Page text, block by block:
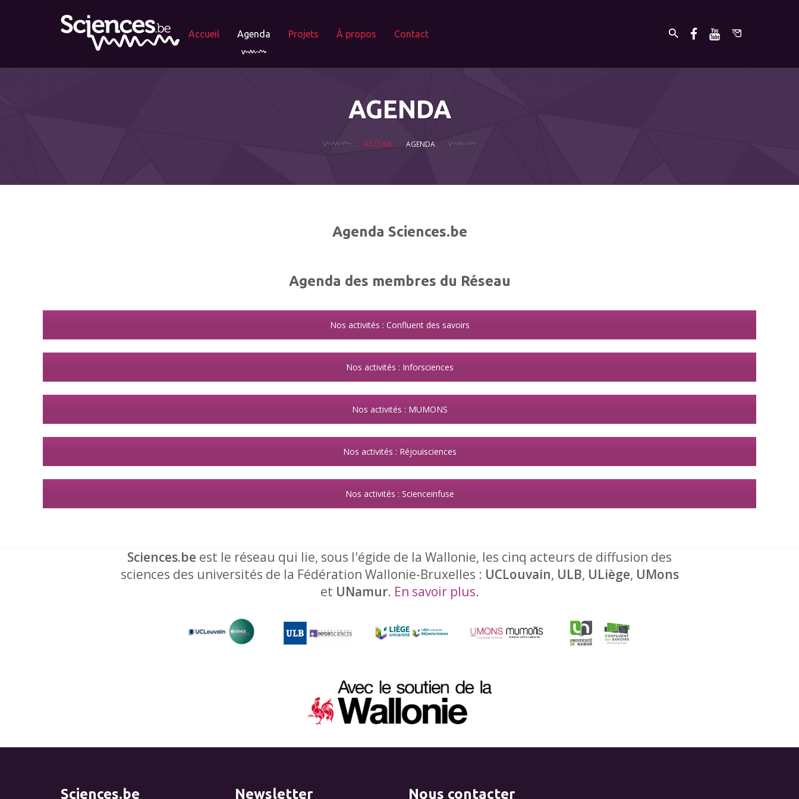
Accueil Agenda Projets À propos Contact
AGENDA
ACCUEIL AGENDA
Agenda Sciences.be
Agenda des membres du Réseau
Nos activités : Confluent des savoirs
Nos activités : Inforsciences
Nos activités : MUMONS
Nos activités : Réjouisciences
Nos activités : Scienceinfuse
Sciences.be est le réseau qui lie, sous l'égide de la Wallonie, les cinq acteurs de diffusion des
sciences des universités de la Fédération Wallonie-Bruxelles : UCLouvain, ULB, ULiège, UMons
et UNamur. En savoir plus.
Sciences.be Newsletter Nous contacter